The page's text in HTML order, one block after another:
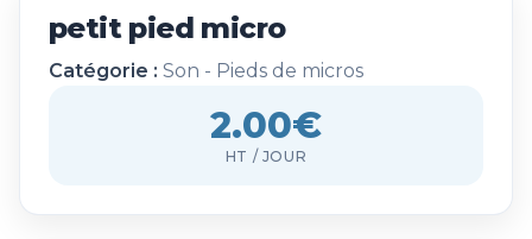
petit pied micro
Catégorie : Son - Pieds de micros
2.00€
HT / JOUR